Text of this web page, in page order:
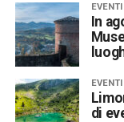
EVENTI
In
EVENTI
di